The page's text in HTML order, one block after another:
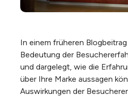
In einem früheren
Bedeutung der
und dargelegt, wie die
über Ihre Marke aussagen
Auswirkungen der